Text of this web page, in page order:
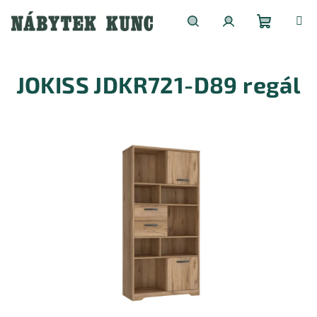
obsah
košík
JOKISS JDKR721-D89 regál